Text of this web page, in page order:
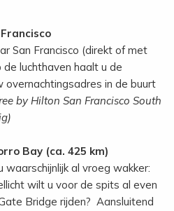
San Francisco (direkt of met
luchthaven haalt u de
overnachtingsadres in de buurt
by Hilton San Francisco South
Bay (ca. 425 km)
al vroeg wakker:
wilt u voor de spits al even
Bridge rijden? Aansluitend